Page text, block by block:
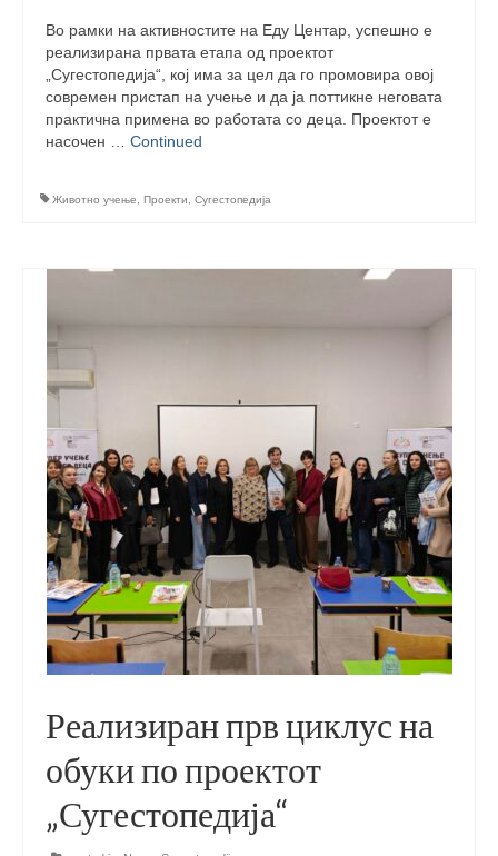
Performing Arts Programme | Day 1 & 2
Performing Arts Programme | Day 3 &
4, and 5
Italy Lecce
1 & 2
Design & Architecture Programme | Day
Skopje Applied arts programme | Day 1
Skopje Applied arts programme | Day 2
Skopje Applied arts programme | Day 3
Skopje Applied arts programme | Day 4
Skopje Applied arts programme | Day 5
Applied art program in Skopje
Cultart News
CultArt in the News
Festivals Programme | Day 5
Во рамки на активностите на Еду Центар, успешно е
реализирана првата етапа од проектот
„Сугестопедија“, кој има за цел да го промовира овој
современ пристап на учење и да ја поттикне неговата
практична примена во работата со деца. Проектот е
насочен … Continued
Животно учење Проекти Сугестопедија
Реализиран прв циклус на
обуки по проектот
„Сугестопедија“